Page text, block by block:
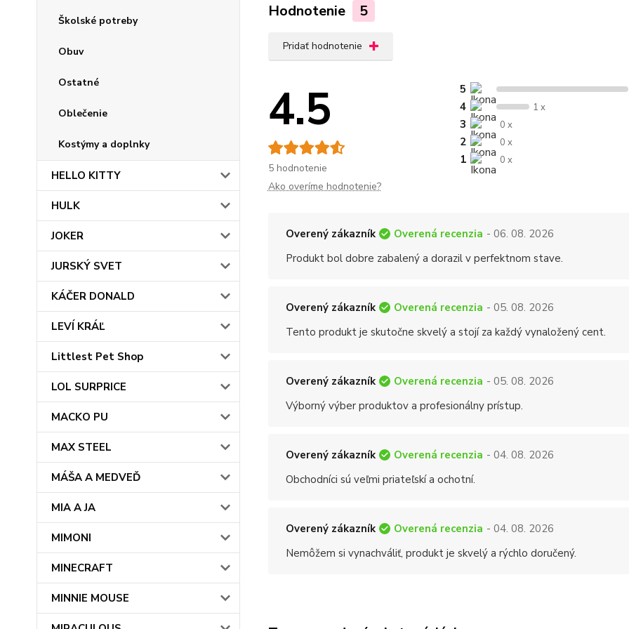
Školské potreby
Obuv
Ostatné
Oblečenie
Kostýmy a doplnky
HELLO KITTY
HULK
JOKER
JURSKÝ SVET
KÁČER DONALD
LEVÍ KRÁĽ
Littlest Pet Shop
LOL SURPRICE
MACKO PU
MAX STEEL
MÁŠA A MEDVEĎ
MIA A JA
MIMONI
MINECRAFT
MINNIE MOUSE
Hodnotenie 5
Pridať hodnotenie
4.5
5 hodnotenie
5
4
1 x
3 0 x
2 0 x
1 0 x
Ako overíme hodnotenie?
Overený zákazník Overená recenzia - 06. 08. 2026
Produkt bol dobre zabalený a dorazil v perfektnom stave.
Overený zákazník Overená recenzia - 05. 08. 2026
Tento produkt je skutočne skvelý a stojí za každý vynaložený cent.
Overený zákazník Overená recenzia - 05. 08. 2026
Výborný výber produktov a profesionálny prístup.
Overený zákazník Overená recenzia - 04. 08. 2026
Obchodníci sú veľmi priateľskí a ochotní.
Overený zákazník Overená recenzia - 04. 08. 2026
Nemôžem si vynachváliť, produkt je skvelý a rýchlo doručený.